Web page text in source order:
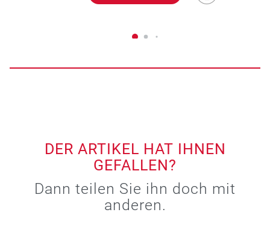
DER ARTIKEL HAT IHNEN
GEFALLEN?
Dann teilen Sie ihn doch mit
anderen.